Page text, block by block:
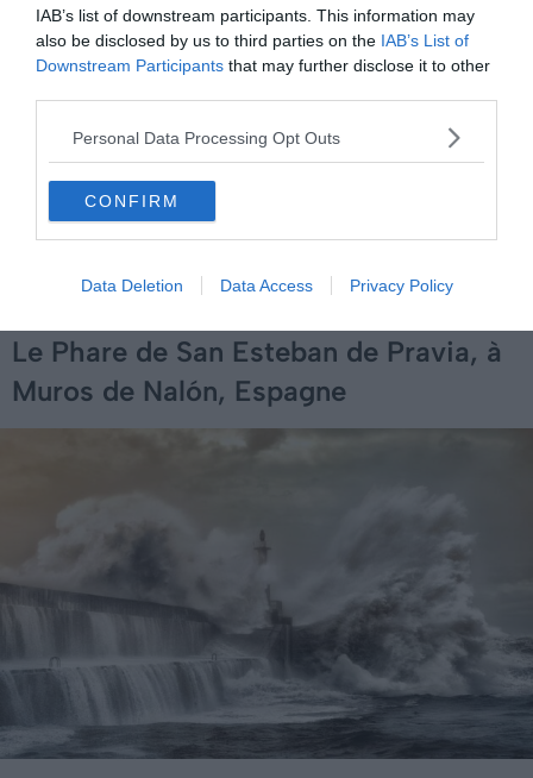
IAB’s list of downstream participants. This information may
also be disclosed by us to third parties on the IAB’s List of
Downstream Participants that may further disclose it to other
Personal Data Processing Opt Outs
CONFIRM
Data Deletion Data Access Privacy Policy
Le Phare de San Esteban de Pravia, à
Muros de Nalón, Espagne